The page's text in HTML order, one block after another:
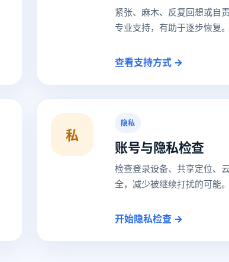
紧张、麻木、反复回想或自
专业支持，有助于逐步恢复。
查看支持方式 →
私
隐私
账号与隐私检查
检查登录设备、共享定位、
全，减少被继续打扰的可能。
开始隐私检查 →